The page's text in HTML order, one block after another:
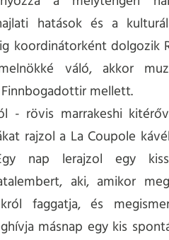
hatások és a
koordinátorként dolgozik
váló, akkor
mellett.
- rövis marrakeshi
rajzol a La Coupole
nap lerajzol egy
aki, amikor
faggatja, és
másnap egy kis